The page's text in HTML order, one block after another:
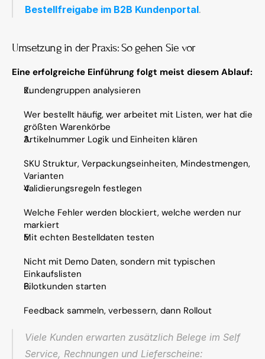
Bestellfreigabe im B2B Kundenportal.
Umsetzung in der Praxis: So gehen Sie vor
Eine erfolgreiche Einführung folgt meist diesem Ablauf:
Kundengruppen analysieren
Wer bestellt häufig, wer arbeitet mit Listen, wer hat die
größten Warenkörbe
Artikelnummer Logik und Einheiten klären
SKU Struktur, Verpackungseinheiten, Mindestmengen,
Varianten
Validierungsregeln festlegen
Welche Fehler werden blockiert, welche werden nur
markiert
Mit echten Bestelldaten testen
Nicht mit Demo Daten, sondern mit typischen
Einkaufslisten
Pilotkunden starten
Feedback sammeln, verbessern, dann Rollout
Viele Kunden erwarten zusätzlich Belege im Self